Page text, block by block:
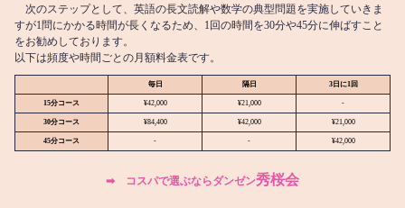
次のステップとして、英語の長文読解や数学の典型問題を実施していきま
すが1問にかかる時間が長くなるため、1回の時間を30分や45分に伸ばすこと
をお勧めしております。
以下は頻度や時間ごとの月額料金表です。
毎日 隔日 3日に1回
15分コース ¥42,000 ¥21,000 -
30分コース ¥84,400 ¥42,000 ¥21,000
45分コース - - ¥42,000
➡︎ コスパで選ぶならダンゼン秀桜会